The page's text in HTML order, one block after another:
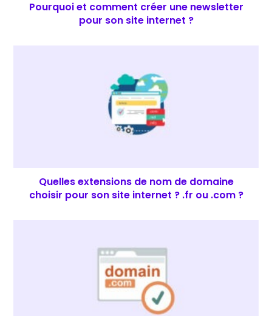
Pourquoi et comment créer une newsletter
pour son site internet ?
Quelles extensions de nom de domaine
choisir pour son site internet ? .fr ou .com ?